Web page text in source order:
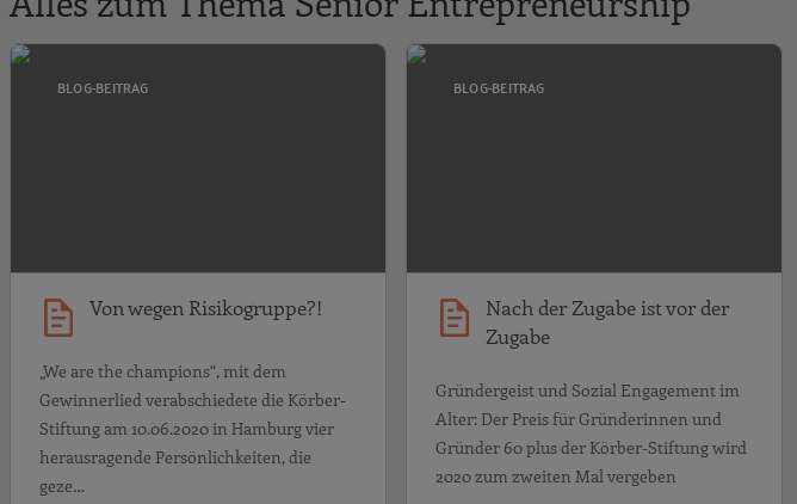
BLOG-BEITRAG
Von wegen Risikogruppe?!
„We are the champions“, mit dem
Gewinnerlied verabschiedete die Körber-
Stiftung am 10.06.2020 in Hamburg vier
herausragende Persönlichkeiten, die
geze…
Von wegen Risikogruppe?!
BLOG-BEITRAG
Nach der Zugabe ist vor der
Zugabe
Gründergeist und Sozial Engagement im
Alter: Der Preis für Gründerinnen und
Gründer 60 plus der Körber-Stiftung wird
2020 zum zweiten Mal vergeben